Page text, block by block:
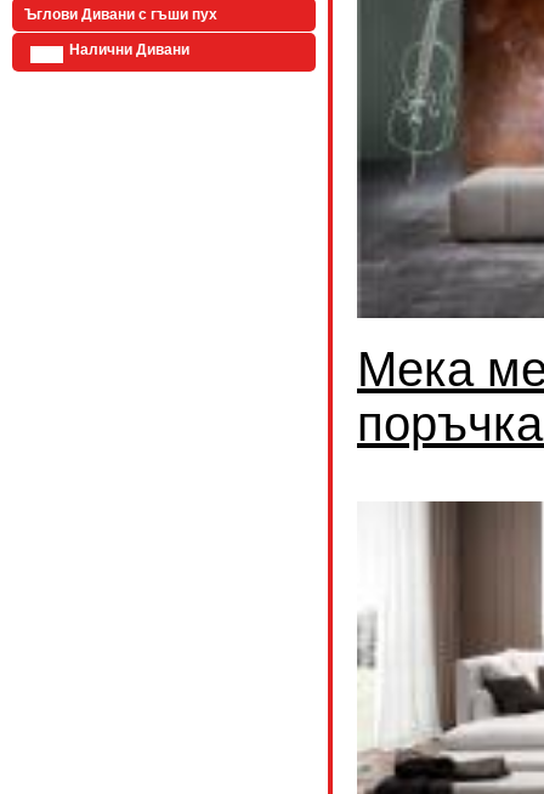
Ъглови Дивани с гъши пух
Налични Дивани
Мека